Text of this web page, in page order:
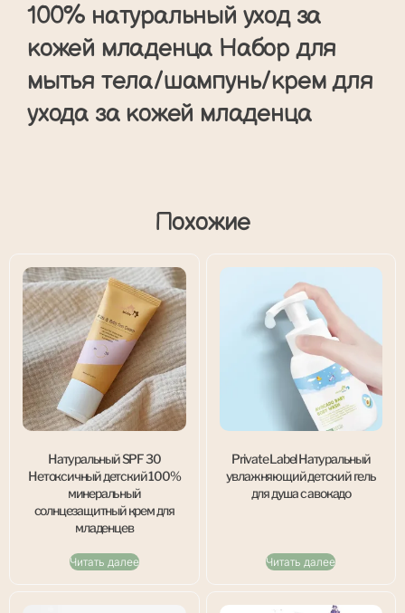
100% натуральный уход за
кожей младенца Набор для
мытья тела/шампунь/крем для
ухода за кожей младенца
Похожие
Натуральный SPF 30
Нетоксичный детский 100%
минеральный
солнцезащитный крем для
младенцев
Читать далее
Private Label Натуральный
увлажняющий детский гель
для душа с авокадо
Читать далее